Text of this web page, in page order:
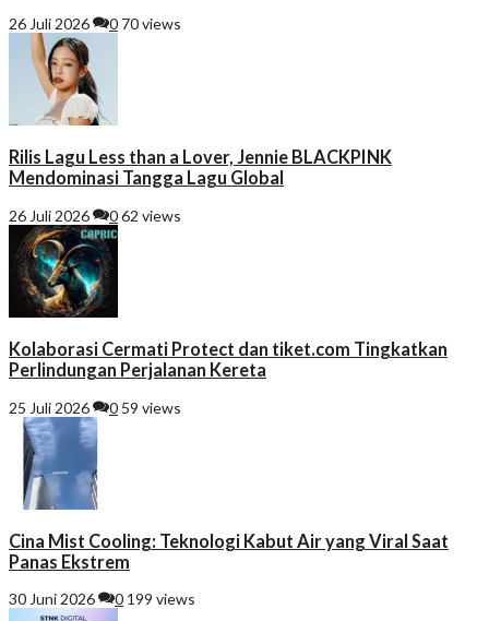
26 Juli 2026 0 70 views
Rilis Lagu Less than a Lover, Jennie BLACKPINK
Mendominasi Tangga Lagu Global
26 Juli 2026 062 views
Kolaborasi Cermati Protect dan tiket.com Tingkatkan
Perlindungan Perjalanan Kereta
25 Juli 2026 0 59 views
Cina Mist Cooling: Teknologi Kabut Air yang Viral Saat
Panas Ekstrem
30 Juni 2026 0 199 views